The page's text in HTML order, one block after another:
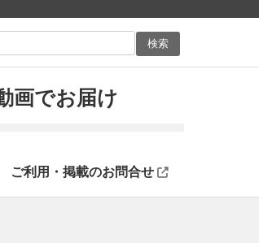
画でお届け
ご利用・掲載のお問合せ